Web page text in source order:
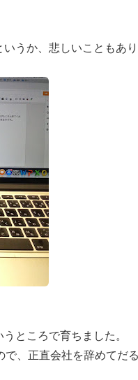
うか、悲しいこともあり
ところで育ちました。
、正直会社を辞めてだ